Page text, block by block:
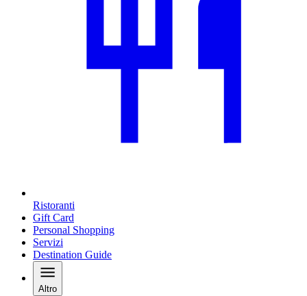
Ristoranti
Gift Card
Personal Shopping
Servizi
Destination Guide
Altro